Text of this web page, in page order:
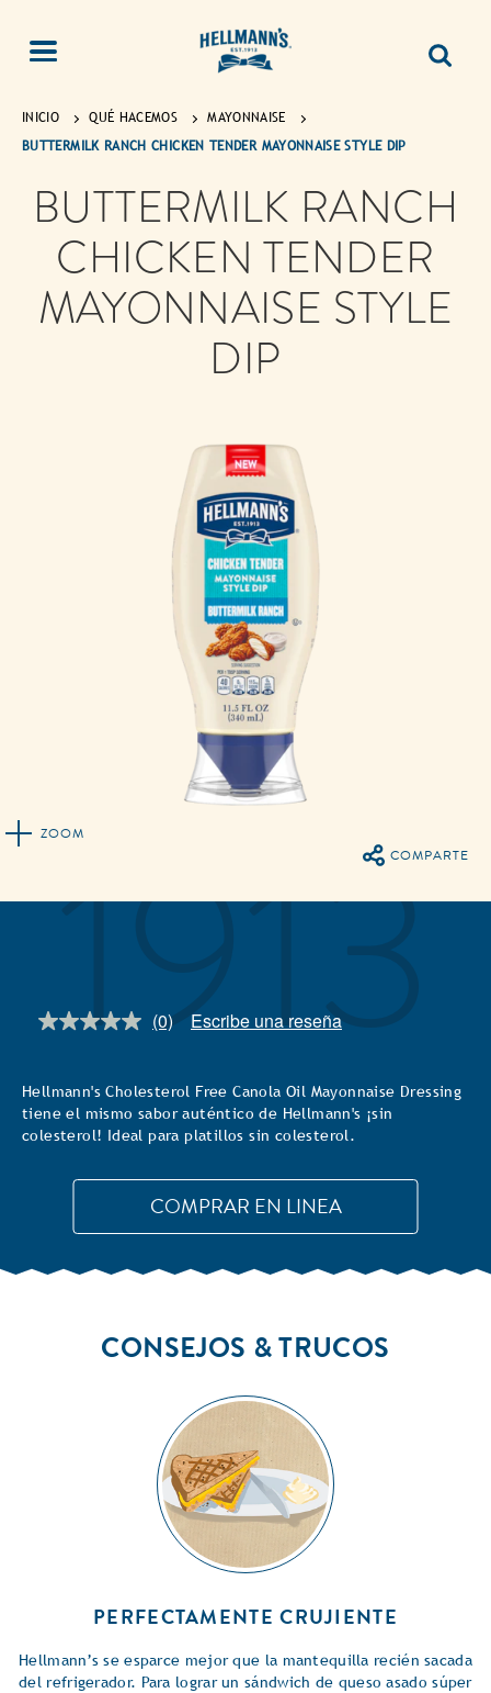
INICIO QUÉ HACEMOS
MAYONNAISE
BUTTERMILK RANCH CHICKEN TENDER MAYONNAISE STYLE DIP
BUTTERMILK RANCH
CHICKEN TENDER
MAYONNAISE STYLE
DIP
COMPARTE
Sin
la
misma
página.
(0) Escribe una reseña
Hellmann's Cholesterol Free Canola Oil Mayonnaise Dressing
tiene el mismo sabor auténtico de Hellmann's ¡sin
colesterol! Ideal para platillos sin colesterol.
COMPRAR EN LINEA
CONSEJOS & TRUCOS
PERFECTAMENTE CRUJIENTE
Hellmann’s se esparce mejor que la mantequilla recién sacada
del refrigerador. Para lograr un sándwich de queso asado súper